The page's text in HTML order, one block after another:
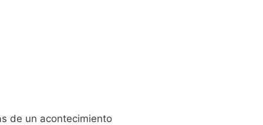
de un acontecimiento